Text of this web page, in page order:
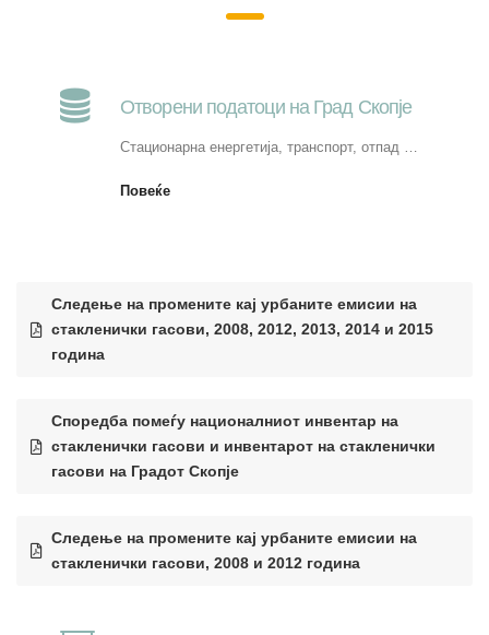
Отворени податоци на Град Скопје
Стационарна енергетија, транспорт, отпад …
Повеќе
Следење на промените кај урбаните емисии на
стакленички гасови, 2008, 2012, 2013, 2014 и 2015
година
Споредба помеѓу националниот инвентар на
стакленички гасови и инвентарот на стакленички
гасови на Градот Скопје
Следење на промените кај урбаните емисии на
стакленички гасови, 2008 и 2012 година